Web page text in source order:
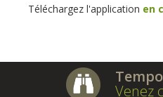
Téléchargez l'application en
Venez